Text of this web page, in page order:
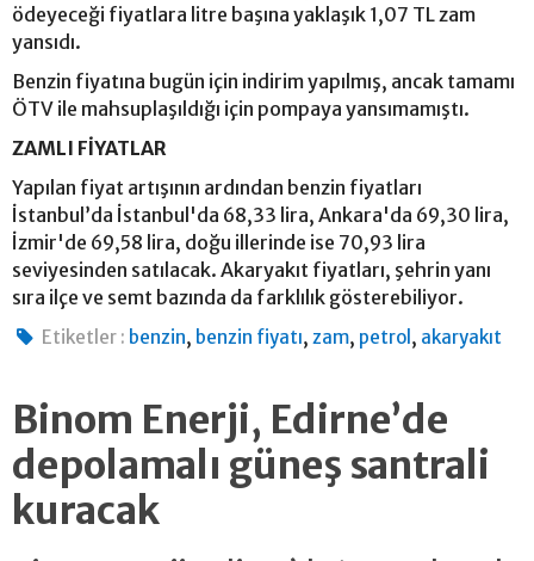
ödeyeceği fiyatlara litre başına yaklaşık 1,07 TL zam
yansıdı.
Benzin fiyatına bugün için indirim yapılmış, ancak tamamı
ÖTV ile mahsuplaşıldığı için pompaya yansımamıştı.
ZAMLI FİYATLAR
Yapılan fiyat artışının ardından benzin fiyatları
İstanbul’da İstanbul'da 68,33 lira, Ankara'da 69,30 lira,
İzmir'de 69,58 lira, doğu illerinde ise 70,93 lira
seviyesinden satılacak. Akaryakıt fiyatları, şehrin yanı
sıra ilçe ve semt bazında da farklılık gösterebiliyor.
Etiketler : benzin, benzin fiyatı, zam, petrol , akaryakıt
Binom Enerji, Edirne’de
depolamalı güneş santrali
kuracak